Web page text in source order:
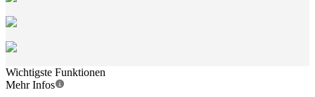
Wichtigste Funktionen
Mehr Infos